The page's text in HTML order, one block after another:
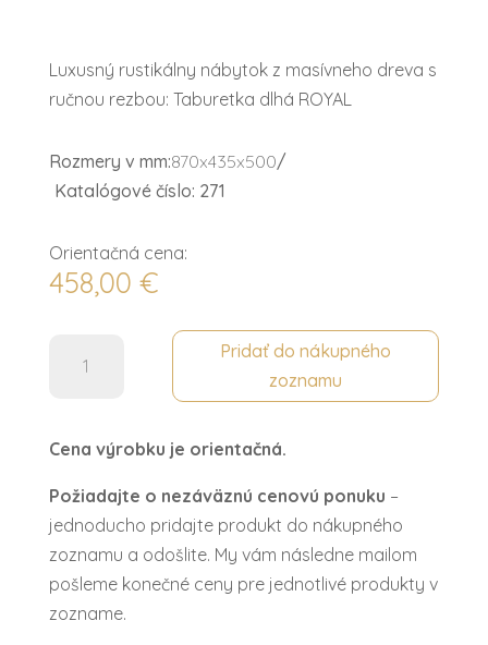
Luxusný rustikálny nábytok z masívneho dreva s
ručnou rezbou: Taburetka dlhá ROYAL
Rozmery v mm:870x435x500/
Katalógové číslo: 271
Orientačná cena:
458,00 €
Taburetka
Pridať do nákupného
zoznamu
Cena výrobku je orientačná.
Požiadajte o nezáväznú cenovú ponuku –
jednoducho pridajte produkt do nákupného
zoznamu a odošlite. My vám následne mailom
pošleme konečné ceny pre jednotlivé produkty v
zozname.